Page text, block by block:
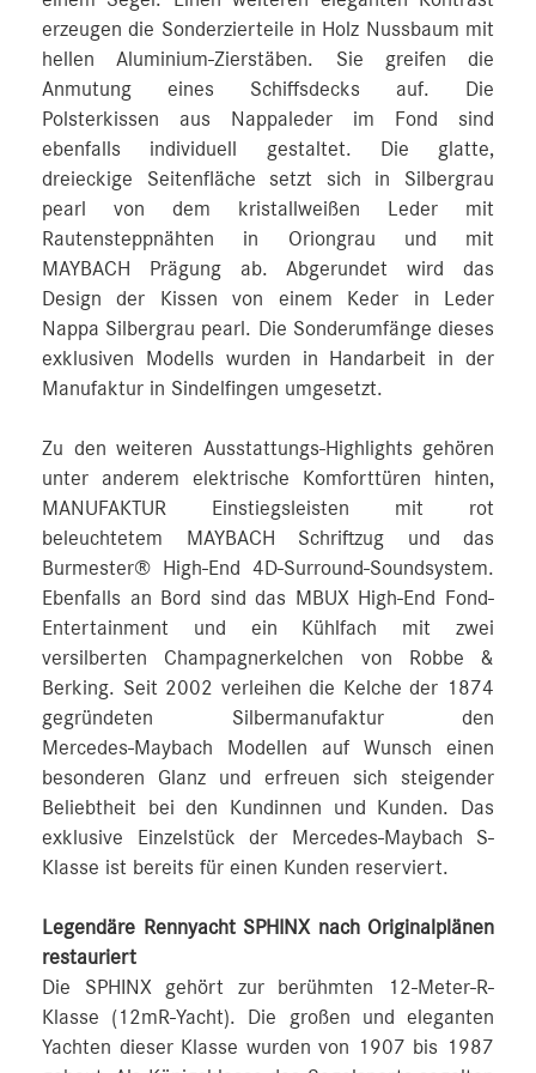
erzeugen die Sonderzierteile in Holz Nussbaum mit
hellen Aluminium-Zierstäben. Sie greifen die
Anmutung eines Schiffsdecks auf. Die
Polsterkissen aus Nappaleder im Fond sind
ebenfalls individuell gestaltet. Die glatte,
dreieckige Seitenfläche setzt sich in Silbergrau
pearl von dem kristallweißen Leder mit
Rautensteppnähten in Oriongrau und mit
MAYBACH Prägung ab. Abgerundet wird das
Design der Kissen von einem Keder in Leder
Nappa Silbergrau pearl. Die Sonderumfänge dieses
exklusiven Modells wurden in Handarbeit in der
Manufaktur in Sindelfingen umgesetzt.
Zu den weiteren Ausstattungs-Highlights gehören
unter anderem elektrische Komforttüren hinten,
MANUFAKTUR Einstiegsleisten mit rot
beleuchtetem MAYBACH Schriftzug und das
Burmester® High-End 4D-Surround-Soundsystem.
Ebenfalls an Bord sind das MBUX High-End Fond-
Entertainment und ein Kühlfach mit zwei
versilberten Champagnerkelchen von Robbe &
Berking. Seit 2002 verleihen die Kelche der 1874
gegründeten Silbermanufaktur den
Mercedes‑Maybach Modellen auf Wunsch einen
besonderen Glanz und erfreuen sich steigender
Beliebtheit bei den Kundinnen und Kunden. Das
exklusive Einzelstück der Mercedes‑Maybach S-
Klasse ist bereits für einen Kunden reserviert.
Legendäre Rennyacht SPHINX nach Originalplänen
restauriert
Die SPHINX gehört zur berühmten 12-Meter-R-
Klasse (12mR-Yacht). Die großen und eleganten
Yachten dieser Klasse wurden von 1907 bis 1987